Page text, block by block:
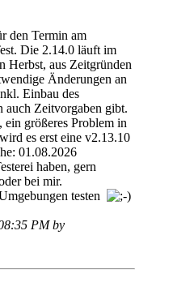
den Termin am
Die 2.14.0 läuft im
Herbst, aus Zeitgründen
Änderungen an
Einbau des
auch Zeitvorgaben gibt.
größeres Problem in
es erst eine v2.13.10
01.08.2026
haben, gern
bei mir.
testen
PM by